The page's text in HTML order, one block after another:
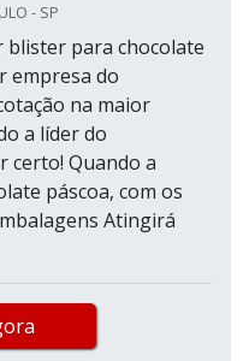
- SP
blister para chocolate
empresa do
na maior
a líder do
certo! Quando a
páscoa, com os
Atingirá